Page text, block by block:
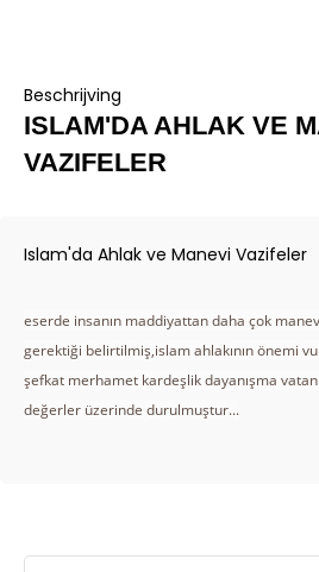
Beschrijving
ISLAM'DA AHLAK VE
VAZIFELER
Islam'da Ahlak ve Manevi Vazifeler
eserde insanın maddiyattan daha çok
gerektiği belirtilmiş,islam ahlakının önemi
şefkat merhamet kardeşlik dayanışma
değerler üzerinde durulmuştur...